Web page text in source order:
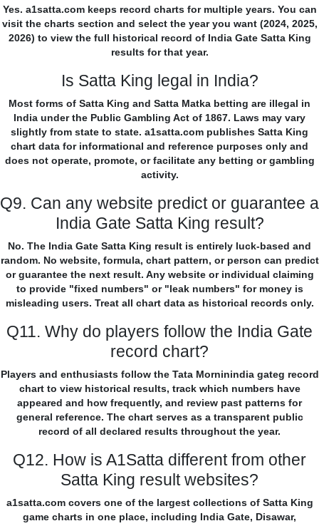
Yes. a1satta.com keeps record charts for multiple years. You can
visit the charts section and select the year you want (2024, 2025,
2026) to view the full historical record of India Gate Satta King
results for that year.
Is Satta King legal in India?
Most forms of Satta King and Satta Matka betting are illegal in
India under the Public Gambling Act of 1867. Laws may vary
slightly from state to state. a1satta.com publishes Satta King
chart data for informational and reference purposes only and
does not operate, promote, or facilitate any betting or gambling
activity.
Q9. Can any website predict or guarantee a
India Gate Satta King result?
No. The India Gate Satta King result is entirely luck-based and
random. No website, formula, chart pattern, or person can predict
or guarantee the next result. Any website or individual claiming
to provide "fixed numbers" or "leak numbers" for money is
misleading users. Treat all chart data as historical records only.
Q11. Why do players follow the India Gate
record chart?
Players and enthusiasts follow the Tata Morninindia gateg record
chart to view historical results, track which numbers have
appeared and how frequently, and review past patterns for
general reference. The chart serves as a transparent public
record of all declared results throughout the year.
Q12. How is A1Satta different from other
Satta King result websites?
a1satta.com covers one of the largest collections of Satta King
game charts in one place, including India Gate, Disawar,